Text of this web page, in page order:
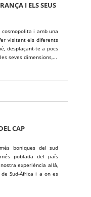
I ELS SEUS
i amb una
visitant els diferents
desplaçant-te a pocs
seves dimensions,...
CAP
boniques del sud
poblada del país
experiència allà,
Sud-Àfrica i a on es